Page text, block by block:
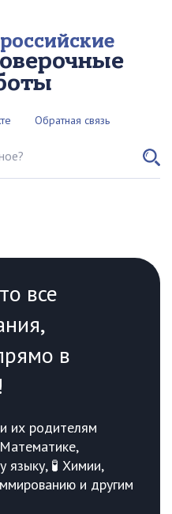
Обратная связь
все
в
их родителям
🧪 Химии,
и другим